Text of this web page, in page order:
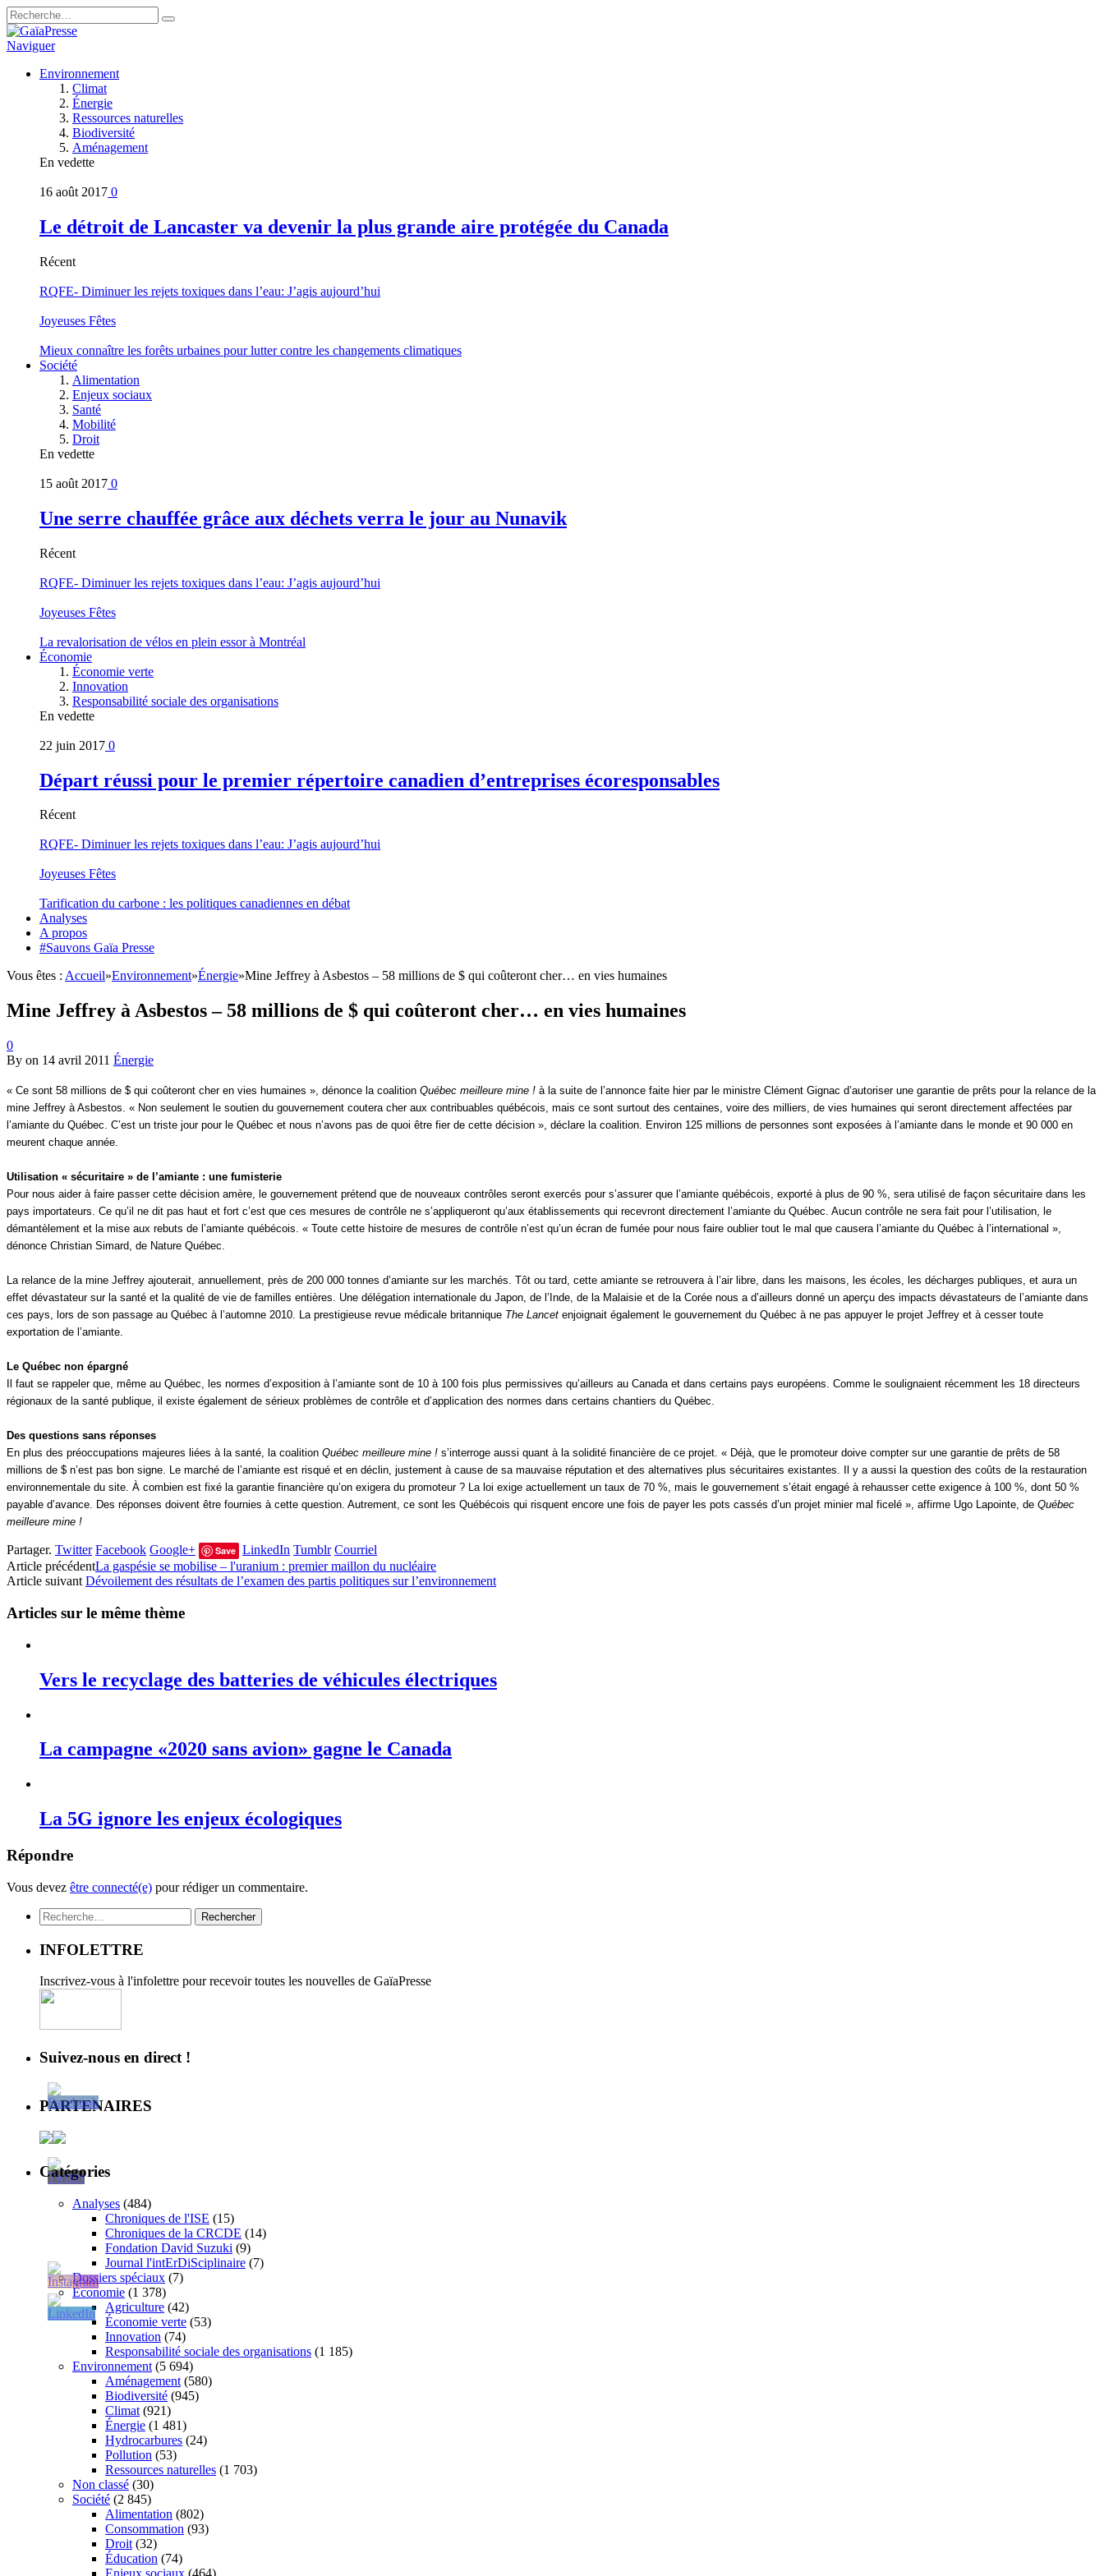
Naviguer
Environnement
Climat
Énergie
Ressources naturelles
Biodiversité
Aménagement
En vedette
16 août 2017 0
Le détroit de Lancaster va devenir la plus grande aire protégée du Canada
Récent
RQFE- Diminuer les rejets toxiques dans l’eau: J’agis aujourd’hui
Joyeuses Fêtes
Mieux connaître les forêts urbaines pour lutter contre les changements climatiques
Société
Alimentation
Enjeux sociaux
Santé
Mobilité
Droit
En vedette
15 août 2017 0
Une serre chauffée grâce aux déchets verra le jour au Nunavik
Récent
RQFE- Diminuer les rejets toxiques dans l’eau: J’agis aujourd’hui
Joyeuses Fêtes
La revalorisation de vélos en plein essor à Montréal
Économie
Économie verte
Innovation
Responsabilité sociale des organisations
En vedette
22 juin 2017 0
Départ réussi pour le premier répertoire canadien d’entreprises écoresponsables
Récent
RQFE- Diminuer les rejets toxiques dans l’eau: J’agis aujourd’hui
Joyeuses Fêtes
Tarification du carbone : les politiques canadiennes en débat
Analyses
A propos
#Sauvons Gaïa Presse
Vous êtes : Accueil»Environnement»Énergie»Mine Jeffrey à Asbestos – 58 millions de $ qui coûteront cher… en vies humaines
Mine Jeffrey à Asbestos – 58 millions de $ qui coûteront cher… en vies humaines
0
By on 14 avril 2011 Énergie
« Ce sont 58 millions de $ qui coûteront cher en vies humaines », dénonce la coalition Québec meilleure mine ! à la suite de l’annonce faite hier par le ministre Clément Gignac d’autoriser une garantie de prêts pour la relance de la
mine Jeffrey à Asbestos. « Non seulement le soutien du gouvernement coutera cher aux contribuables québécois, mais ce sont surtout des centaines, voire des milliers, de vies humaines qui seront directement affectées par
l’amiante du Québec. C’est un triste jour pour le Québec et nous n’avons pas de quoi être fier de cette décision », déclare la coalition. Environ 125 millions de personnes sont exposées à l’amiante dans le monde et 90 000 en
meurent chaque année.
Utilisation « sécuritaire » de l’amiante : une fumisterie
Pour nous aider à faire passer cette décision amère, le gouvernement prétend que de nouveaux contrôles seront exercés pour s’assurer que l’amiante québécois, exporté à plus de 90 %, sera utilisé de façon sécuritaire dans les
pays importateurs. Ce qu’il ne dit pas haut et fort c’est que ces mesures de contrôle ne s’appliqueront qu’aux établissements qui recevront directement l’amiante du Québec. Aucun contrôle ne sera fait pour l’utilisation, le
démantèlement et la mise aux rebuts de l’amiante québécois. « Toute cette histoire de mesures de contrôle n’est qu’un écran de fumée pour nous faire oublier tout le mal que causera l’amiante du Québec à l’international »,
dénonce Christian Simard, de Nature Québec.
La relance de la mine Jeffrey ajouterait, annuellement, près de 200 000 tonnes d’amiante sur les marchés. Tôt ou tard, cette amiante se retrouvera à l’air libre, dans les maisons, les écoles, les décharges publiques, et aura un
effet dévastateur sur la santé et la qualité de vie de familles entières. Une délégation internationale du Japon, de l’Inde, de la Malaisie et de la Corée nous a d’ailleurs donné un aperçu des impacts dévastateurs de l’amiante dans
ces pays, lors de son passage au Québec à l’automne 2010. La prestigieuse revue médicale britannique The Lancet enjoignait également le gouvernement du Québec à ne pas appuyer le projet Jeffrey et à cesser toute
exportation de l’amiante.
Le Québec non épargné
Il faut se rappeler que, même au Québec, les normes d’exposition à l’amiante sont de 10 à 100 fois plus permissives qu’ailleurs au Canada et dans certains pays européens. Comme le soulignaient récemment les 18 directeurs
régionaux de la santé publique, il existe également de sérieux problèmes de contrôle et d’application des normes dans certains chantiers du Québec.
Des questions sans réponses
En plus des préoccupations majeures liées à la santé, la coalition Québec meilleure mine ! s’interroge aussi quant à la solidité financière de ce projet. « Déjà, que le promoteur doive compter sur une garantie de prêts de 58
millions de $ n’est pas bon signe. Le marché de l’amiante est risqué et en déclin, justement à cause de sa mauvaise réputation et des alternatives plus sécuritaires existantes. Il y a aussi la question des coûts de la restauration
environnementale du site. À combien est fixé la garantie financière qu’on exigera du promoteur ? La loi exige actuellement un taux de 70 %, mais le gouvernement s’était engagé à rehausser cette exigence à 100 %, dont 50 %
payable d’avance. Des réponses doivent être fournies à cette question. Autrement, ce sont les Québécois qui risquent encore une fois de payer les pots cassés d’un projet minier mal ficelé », affirme Ugo Lapointe, de Québec
meilleure mine !
Partager. Twitter Facebook Google+ Save LinkedIn Tumblr Courriel
Article précédentLa gaspésie se mobilise – l'uranium : premier maillon du nucléaire
Article suivant Dévoilement des résultats de l’examen des partis politiques sur l’environnement
Articles sur le même thème
Vers le recyclage des batteries de véhicules électriques
La campagne «2020 sans avion» gagne le Canada
La 5G ignore les enjeux écologiques
Répondre
Vous devez être connecté(e) pour rédiger un commentaire.
Rechercher :
INFOLETTRE
Inscrivez-vous à l'infolettre pour recevoir toutes les nouvelles de GaïaPresse
Suivez-nous en direct !
PARTENAIRES
Catégories
Analyses (484)
Chroniques de l'ISE (15)
Chroniques de la CRCDE (14)
Fondation David Suzuki (9)
Journal l'intErDiSciplinaire (7)
Dossiers spéciaux (7)
Économie (1 378)
Agriculture (42)
Économie verte (53)
Innovation (74)
Responsabilité sociale des organisations (1 185)
Environnement (5 694)
Aménagement (580)
Biodiversité (945)
Climat (921)
Énergie (1 481)
Hydrocarbures (24)
Pollution (53)
Ressources naturelles (1 703)
Non classé (30)
Société (2 845)
Alimentation (802)
Consommation (93)
Droit (32)
Éducation (74)
Enjeux sociaux (464)